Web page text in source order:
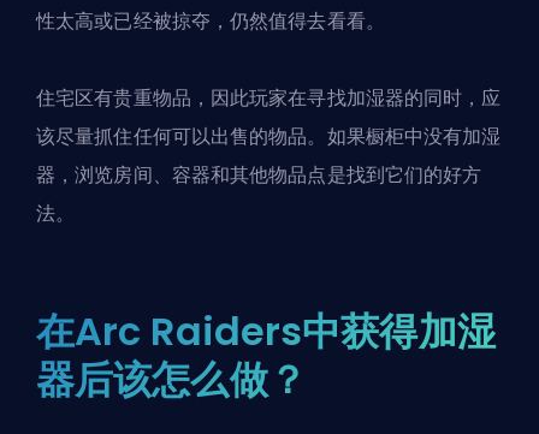
性太高或已经被掠夺，仍然值得去看看。
住宅区有贵重物品，因此玩家在寻找加湿器的同时，应
该尽量抓住任何可以出售的物品。如果橱柜中没有加湿
器，浏览房间、容器和其他物品点是找到它们的好方
法。
在Arc Raiders中获得加湿
器后该怎么做？